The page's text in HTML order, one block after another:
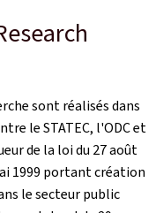
sont réalisés dans
le STATEC, l'ODC et
de la loi du 27 août
1999 portant création
le secteur public